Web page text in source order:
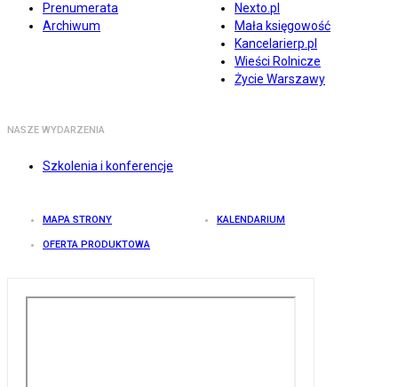
Prenumerata
Archiwum
Nexto.pl
Mała księgowość
Kancelarierp.pl
Wieści Rolnicze
Życie Warszawy
NASZE WYDARZENIA
Szkolenia i konferencje
MAPA STRONY KALENDARIUM
OFERTA PRODUKTOWA